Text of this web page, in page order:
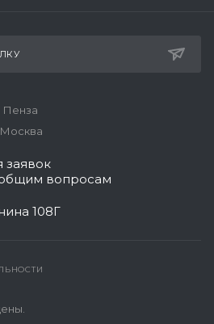
Пенза
Москва
заявок
вопросам
108Г